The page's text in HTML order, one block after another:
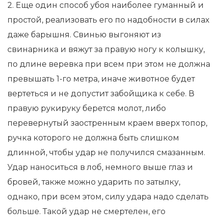
2. Еще один способ убоя наиболее гуманный и
простой, реализовать его по надобности в силах
даже барышня. Свинью выгоняют из
свинарника и вяжут за правую ногу к колышку,
по длине веревка при всем при этом не должна
превышать 1-го метра, иначе животное будет
вертеться и не допустит забойщика к себе. В
правую рукируку берется молот, либо
перевернутый заостренным краем вверх топор,
ручка которого не должна быть слишком
длинной, чтобы удар не получился смазанным.
Удар наноситься в лоб, немного выше глаз и
бровей, также можно ударить по затылку,
однако, при всем этом, силу удара надо сделать
больше. Такой удар не смертелен, его